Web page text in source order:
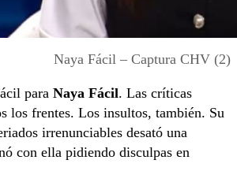
Naya Fácil – Captura CHV (2)
para Naya Fácil. Las críticas
los frentes. Los insultos, también. Su
irrenunciables desató una
con ella pidiendo disculpas en